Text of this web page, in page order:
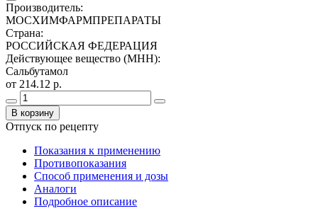
Производитель:
МОСХИМФАРМПРЕПАРАТЫ
Страна:
РОССИЙСКАЯ ФЕДЕРАЦИЯ
Действующее вещество (МНН):
Сальбутамол
от 214.12 р.
В корзину
Отпуск по рецепту
Показания к применению
Противопоказания
Способ применения и дозы
Аналоги
Подробное описание